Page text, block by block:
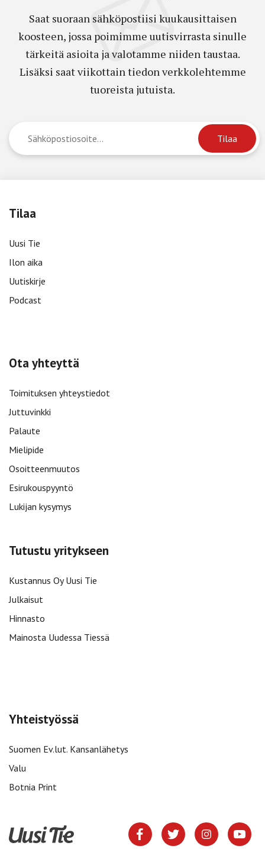
Saat suoraan sähköpostiisi kuukausittaisen
koosteen, jossa poimimme uutisvirrasta sinulle
tärkeitä asioita ja valotamme niiden taustaa.
Lisäksi saat viikottain tiedon verkkolehtemme
tuoreista jutuista.
Tilaa
Uusi Tie
Ilon aika
Uutiskirje
Podcast
Ota yhteyttä
Toimituksen yhteystiedot
Juttuvinkki
Palaute
Mielipide
Osoitteenmuutos
Esirukouspyyntö
Lukijan kysymys
Tutustu yritykseen
Kustannus Oy Uusi Tie
Julkaisut
Hinnasto
Mainosta Uudessa Tiessä
Yhteistyössä
Suomen Ev.lut. Kansanlähetys
Valu
Botnia Print